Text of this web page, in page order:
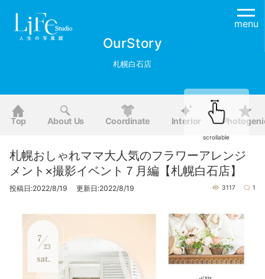
menu
OurStory
札幌白石店
Top About Us Coordinate Interior
札幌おしゃれママ大人気のフラワーアレンジ
メント×撮影イベント７月編【札幌白石店】
投稿日:2022/8/19 更新日:2022/8/19 3117 1